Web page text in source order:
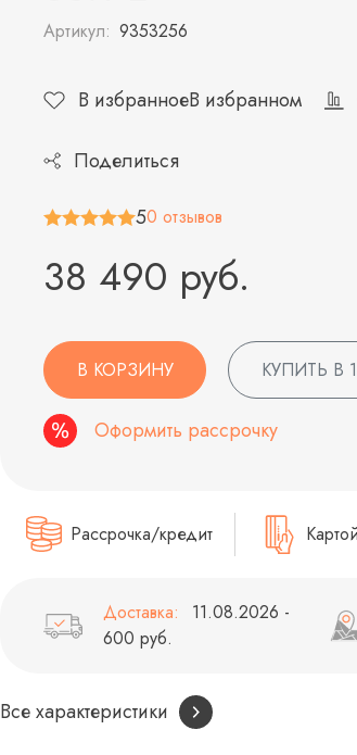
Артикул: 9353256
В избранноеВ избранном
Поделиться
50 отзывов
38 490 руб.
В КОРЗИНУ КУПИТЬ В
Оформить рассрочку
Рассрочка/кредит
Доставка:
11.08.2026 -
600 руб.
Все характеристики